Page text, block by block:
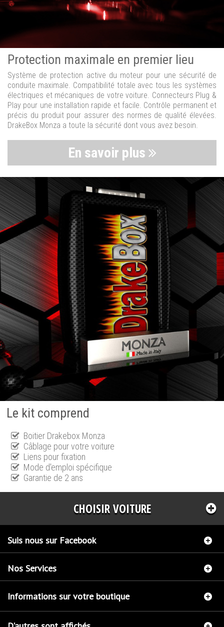
Protection maximale en premier lieu
Système de protection active du moteur pour une sécurité de
conduite maximale. Compatibilité totale avec tous les systèmes
électriques et mécaniques de votre voiture. Connecteurs Plug &
Play pour une installation rapide et facile. Contrôle permanent et
précis du produit pour assurer des normes de qualité élevées.
DrakeBox Monza a toute la sécurité dont vous avez besoin.
En savoir plus
Le kit comprend
Boitier Drakebox Monza
Câblage pour votre voiture
Liens pour fixation
Mode d'emploi spécifique
Garantie de 2 ans
CHOISIR VOITURE
Suis nous sur Facebook
Nos Services
Informations sur votre boutique